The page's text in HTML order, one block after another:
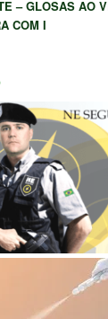
– GLOSAS AO
COM I